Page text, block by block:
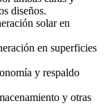
diseños.
solar en
en superficies
y respaldo
y otras